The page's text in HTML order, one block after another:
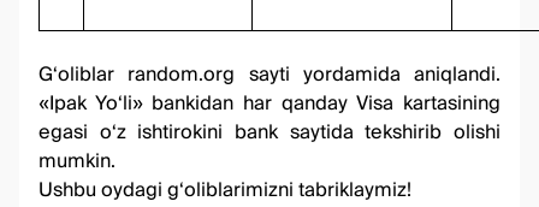
G‘oliblar random.org sayti yordamida aniqlandi.
«Ipak Yo‘li» bankidan har qanday Visa kartasining
egasi o‘z ishtirokini bank saytida tekshirib olishi
mumkin.
Ushbu oydagi g‘oliblarimizni tabriklaymiz!